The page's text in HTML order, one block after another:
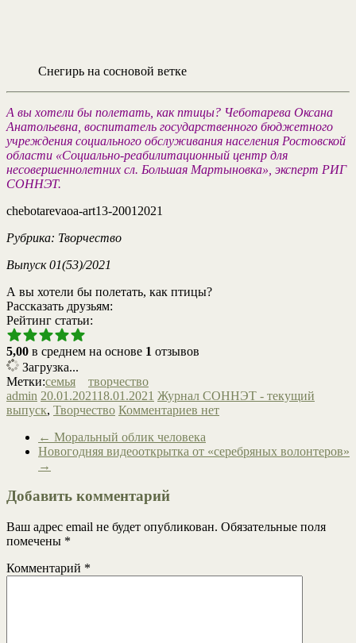
Снегирь на сосновой ветке
А вы хотели бы полетать, как птицы? Чеботарева Оксана
Анатольевна, воспитатель государственного бюджетного
учреждения социального обслуживания населения Ростовской
области «Социально-реабилитационный центр для
несовершеннолетних сл. Большая Мартыновка», эксперт РИГ
СОННЭТ.
chebotarevaoa-art13-20012021
Рубрика: Творчество
Выпуск 01(53)/2021
А вы хотели бы полетать, как птицы?
Рассказать друзьям:
Рейтинг статьи:
5,00 в среднем на основе 1 отзывов
Загрузка...
Метки:семья
творчество
admin 20.01.202118.01.2021 Журнал СОННЭТ - текущий
выпуск, Творчество Комментариев нет
← Моральный облик человека
Новогодняя видеооткрытка от «серебряных волонтеров»
→
Добавить комментарий
Ваш адрес email не будет опубликован. Обязательные поля
помечены *
Комментарий *